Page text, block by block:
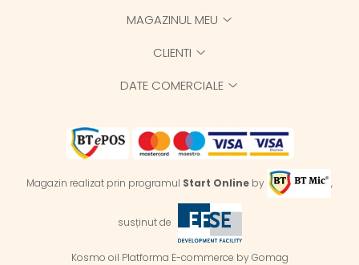
MAGAZINUL MEU
CLIENTI
DATE COMERCIALE
Magazin realizat prin programul Start Online by ,
susținut de
Kosmo oil Platforma E-commerce by Gomag